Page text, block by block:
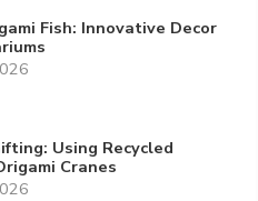
Fish: Innovative Decor
Using Recycled
Cranes